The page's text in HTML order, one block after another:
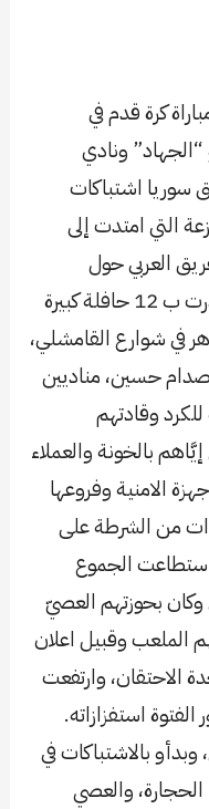
2004، أثارت مباراة كرة قدم في
ونادي
سوريا اشتباكات
التي امتدت إلى
العربي حول
المدينة في حافلات قبل المباراة قدرت ب 12 حافلة كبيرة
في شوارع القامشلي،
صدام حسين، مناديين
وقادتهم
بالخونة والعملاء
الامنية وفروعها
من الشرطة على
استطاعت الجموع
وكان بحوزتهم العصيّ
الملعب وقبيل اعلان
الاحتقان، وارتفعت
استفزازاته.
بالاشتباكات في
الحجارة، والعصي